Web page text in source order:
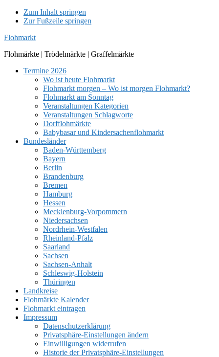
Zum Inhalt springen
Zur Fußzeile springen
Flohmarkt
Flohmärkte | Trödelmärkte | Graffelmärkte
Termine 2026
Wo ist heute Flohmarkt
Flohmarkt morgen – Wo ist morgen Flohmarkt?
Flohmarkt am Sonntag
Veranstaltungen Kategorien
Veranstaltungen Schlagworte
Dorfflohmärkte
Babybasar und Kindersachenflohmarkt
Bundesländer
Baden-Württemberg
Bayern
Berlin
Brandenburg
Bremen
Hamburg
Hessen
Mecklenburg-Vorpommern
Niedersachsen
Nordrhein-Westfalen
Rheinland-Pfalz
Saarland
Sachsen
Sachsen-Anhalt
Schleswig-Holstein
Thüringen
Landkreise
Flohmärkte Kalender
Flohmarkt eintragen
Impressum
Datenschutzerklärung
Privatsphäre-Einstellungen ändern
Einwilligungen widerrufen
Historie der Privatsphäre-Einstellungen